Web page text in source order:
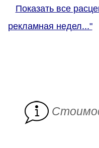
Показать все
рекламная недел..."